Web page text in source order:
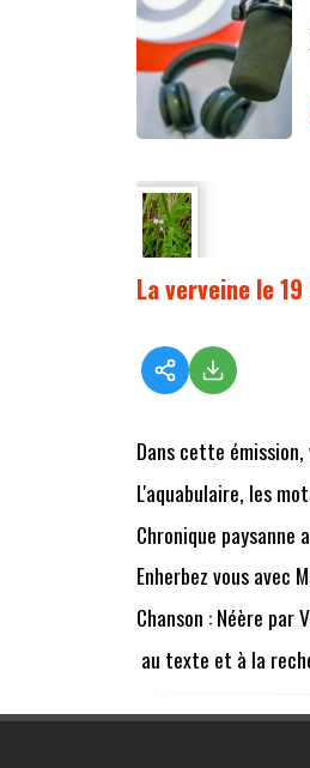
La verveine le
Dans cette
L'aquabulaire, les
Chronique paysanne
Enherbez vous avec
Chanson : Néère par
au texte et à la